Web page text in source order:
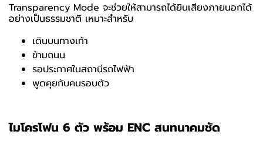
Transparency Mode จะช่วยให้สามารถได้ยินเสียงภายนอกได้
อย่างเป็นธรรมชาติ เหมาะสำหรับ
เดินบนทางเท้า
ข้ามถนน
รอประกาศในสถานีรถไฟฟ้า
พูดคุยกับคนรอบตัว
ไมโครโฟน 6 ตัว พร้อม ENC สนทนาคมชัด